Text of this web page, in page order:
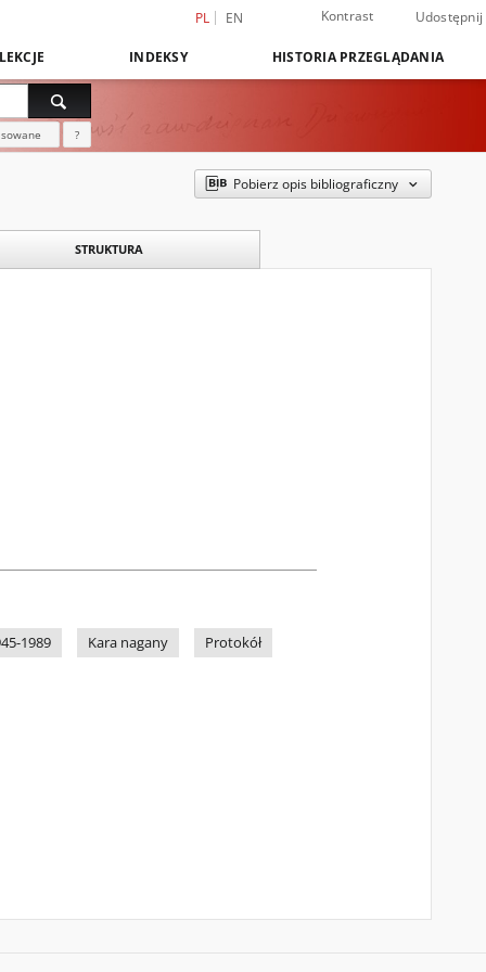
PL EN Kontrast Udostępnij
INDEKSY HISTORIA PRZEGLĄDANIA
?
Pobierz opis bibliograficzny
STRUKTURA
1989 Kara nagany Protokół